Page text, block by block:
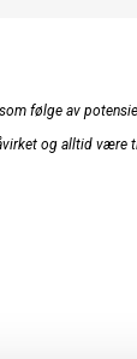
følge av
og alltid være